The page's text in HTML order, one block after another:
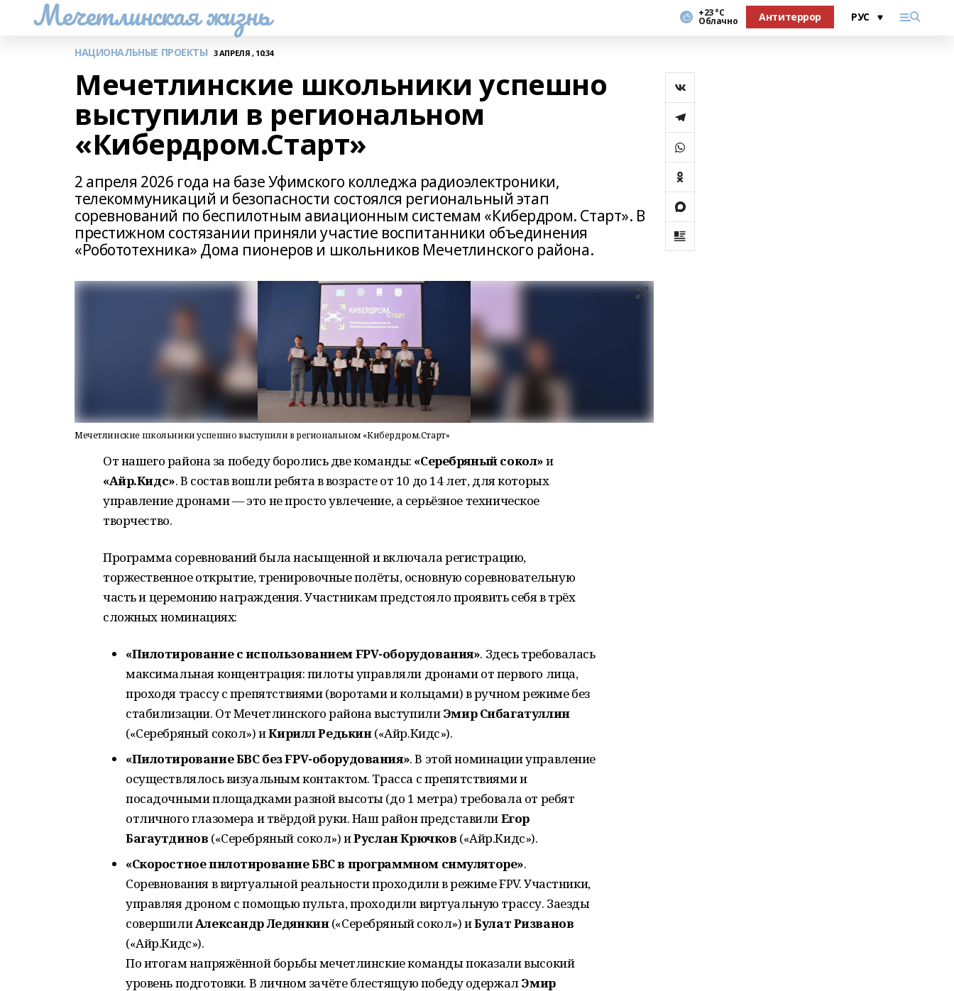
Мечетлинская жизнь +23 °С
Облачно Антитеррор
НАЦИОНАЛЬНЫЕ ПРОЕКТЫ 3 АПРЕЛЯ , 10:34
Мечетлинские школьники успешно
выступили в региональном
«Кибердром.Старт»
2 апреля 2026 года на базе Уфимского колледжа радиоэлектроники,
телекоммуникаций и безопасности состоялся региональный этап
соревнований по беспилотным авиационным системам «Кибердром. Старт». В
престижном состязании приняли участие воспитанники объединения
«Робототехника» Дома пионеров и школьников Мечетлинского района.
Мечетлинские школьники успешно выступили в региональном «Кибердром.Старт»
От нашего района за победу боролись две команды: «Серебряный сокол»и
«Айр.Кидс». В состав вошли ребята в возрасте от 10 до 14 лет, для которых
управление дронами — это не просто увлечение, а серьёзное техническое
творчество.
Программа соревнований была насыщенной и включала регистрацию,
торжественное открытие, тренировочные полёты, основную соревновательную
часть и церемонию награждения. Участникам предстояло проявить себя в трёх
сложных номинациях:
«Пилотирование с использованием FPV-оборудования». Здесь требовалась
максимальная концентрация: пилоты управляли дронами от первого лица,
проходя трассу с препятствиями (воротами и кольцами) в ручном режиме без
стабилизации. От Мечетлинского района выступилиЭмир Сибагатуллин
(«Серебряный сокол») иКирилл Редькин(«Айр.Кидс»).
«Пилотирование БВС без FPV-оборудования». В этой номинации управление
осуществлялось визуальным контактом. Трасса с препятствиями и
посадочными площадками разной высоты (до 1 метра) требовала от ребят
отличного глазомера и твёрдой руки. Наш район представилиЕгор
Багаутдинов («Серебряный сокол») иРуслан Крючков («Айр.Кидс»).
«Скоростное пилотирование БВС в программном симуляторе».
Соревнования в виртуальной реальности проходили в режиме FPV. Участники,
управляя дроном с помощью пульта, проходили виртуальную трассу. Заезды
совершилиАлександр Ледянкин(«Серебряный сокол») иБулат Ризванов
(«Айр.Кидс»).
По итогам напряжённой борьбы мечетлинские команды показали высокий
уровень подготовки. В личном зачёте блестящую победу одержалЭмир